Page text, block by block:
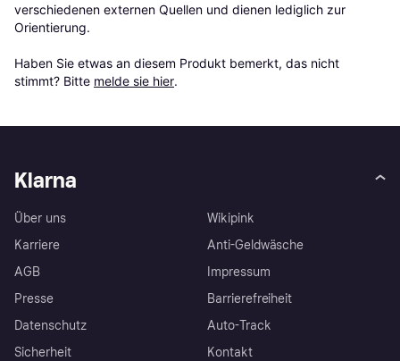
verschiedenen externen Quellen und dienen lediglich zur
Orientierung.
Haben Sie etwas an diesem Produkt bemerkt, das nicht
stimmt? Bitte melde sie hier.
Klarna
Über uns
Karriere
AGB
Presse
Datenschutz
Sicherheit
Wikipink
Anti-Geldwäsche
Impressum
Barrierefreiheit
Auto-Track
Kontakt